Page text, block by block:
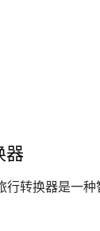
器
行转换器是一